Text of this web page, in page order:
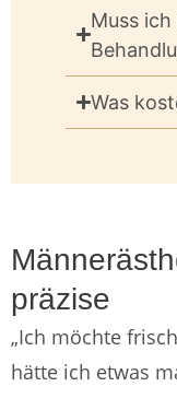
Muss
Was
präzise
„Ich möchte
hätte ich etwas